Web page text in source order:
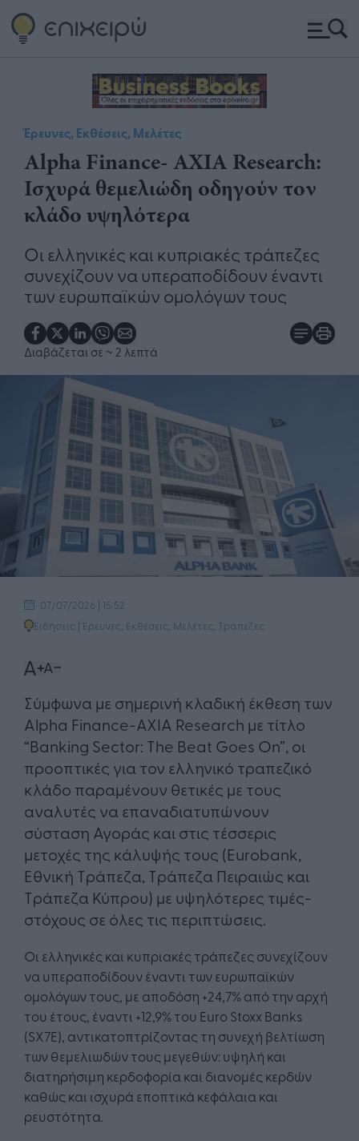
Έρευνες, Εκθέσεις, Μελέτες
Alpha Finance- AXIA Research:
Ισχυρά θεμελιώδη οδηγούν τον
κλάδο υψηλότερα
Οι ελληνικές και κυπριακές τράπεζες
συνεχίζουν να υπεραποδίδουν έναντι
των ευρωπαϊκών ομολόγων τους
Διαβάζεται σε ~ 2 λεπτά
07/07/2026 | 15:52
Ειδήσεις |Έρευνες, Εκθέσεις, Μελέτες Τράπεζες
Σύμφωνα με σημερινή κλαδική έκθεση των
Alpha Finance-AXIA Research με τίτλο
“Banking Sector: The Beat Goes On”, οι
προοπτικές για τον ελληνικό τραπεζικό
κλάδο παραμένουν θετικές με τους
αναλυτές να επαναδιατυπώνουν
σύσταση Αγοράς και στις τέσσερις
μετοχές της κάλυψής τους (Eurobank,
Εθνική Τράπεζα, Τράπεζα Πειραιώς και
Τράπεζα Κύπρου) με υψηλότερες τιμές-
στόχους σε όλες τις περιπτώσεις.
Οι ελληνικές και κυπριακές τράπεζες συνεχίζουν
να υπεραποδίδουν έναντι των ευρωπαϊκών
ομολόγων τους, με αποδόση +24,7% από την αρχή
του έτους, έναντι +12,9% του Euro Stoxx Banks
(SX7E), αντικατοπτρίζοντας τη συνεχή βελτίωση
των θεμελιωδών τους μεγεθών: υψηλή και
διατηρήσιμη κερδοφορία και διανομές κερδών
καθώς και ισχυρά εποπτικά κεφάλαια και
ρευστότητα.